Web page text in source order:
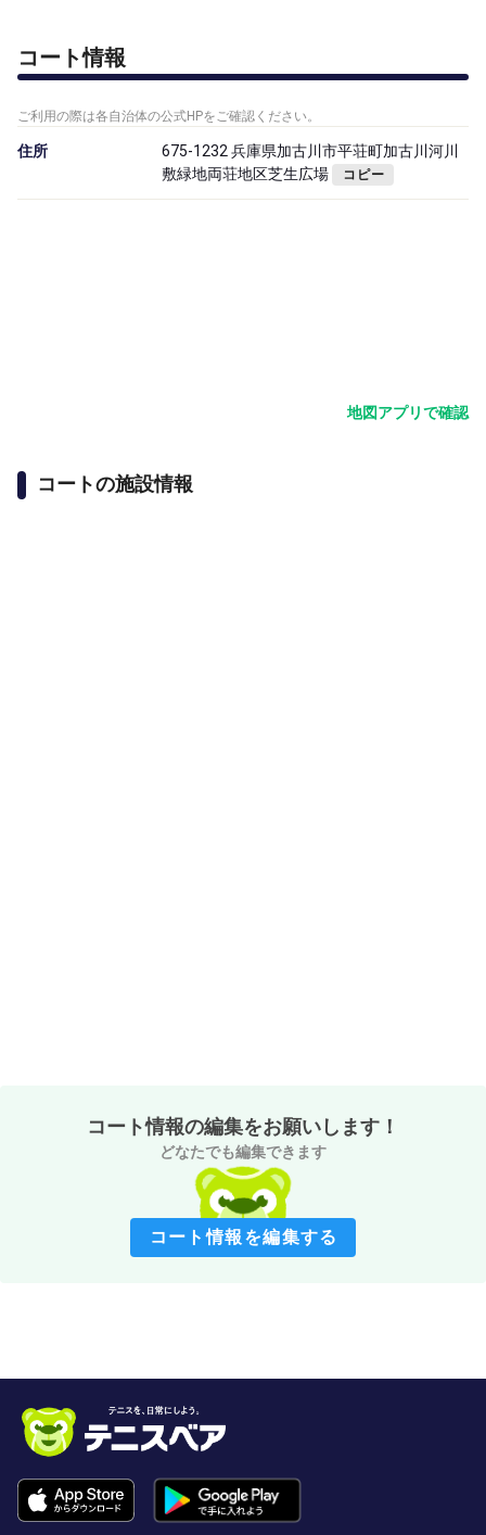
コート情報
ご利用の際は各自治体の公式HPをご確認ください。
住所
675-1232 兵庫県加古川市平荘町加古川河川
敷緑地両荘地区芝生広場
コピー
地図アプリで確認
コートの施設情報
コート情報の編集をお願いします！
どなたでも編集できます
コート情報を編集する